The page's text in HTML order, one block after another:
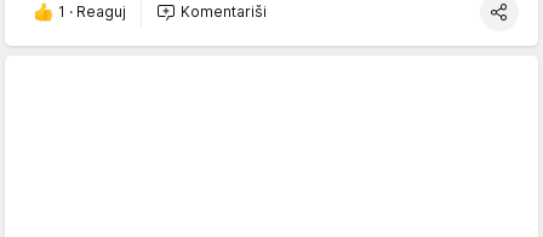
1 · Reaguj Komentariši